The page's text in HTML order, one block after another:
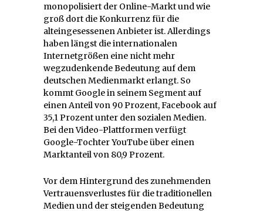
monopolisiert der Online-Markt und wie
groß dort die Konkurrenz für die
alteingesessenen Anbieter ist. Allerdings
haben längst die internationalen
Internetgrößen eine nicht mehr
wegzudenkende Bedeutung auf dem
deutschen Medienmarkt erlangt. So
kommt Google in seinem Segment auf
einen Anteil von 90 Prozent, Facebook auf
35,1 Prozent unter den sozialen Medien.
Bei den Video-Plattformen verfügt
Google-Tochter YouTube über einen
Marktanteil von 80,9 Prozent.
Vor dem Hintergrund des zunehmenden
Vertrauensverlustes für die traditionellen
Medien und der steigenden Bedeutung